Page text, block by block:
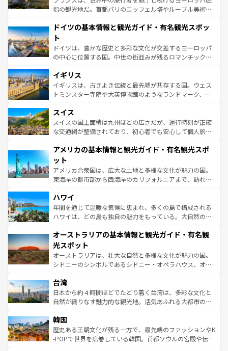
アートに溢れた街角から、地方では古代ローマ遺跡や中世
せる。地方によって風土や気候が異なるスペインはその個
ンテンツ一覧 を参照してほしい。
指の観光地だ。首都パリのエッフェル塔やルーブル美術館
で、幅広い魅力が詰まっている。華麗な宮殿、歴史的な大
聖堂、美しいビーチ、そして豊かな自然が、訪れる者を心
から魅了する。また、フランスは美食の国としても知ら
れ、フランス料理はユネスコ無形文化遺産にも登録されて
香り高いラベンダー畑など、多彩な楽しみ方が可能だ。さ
らに、パリ以外の地域にも魅力が溢れており、どの街角に
も豊かな歴史と文化が息づいている。パリ以外の個性あふ
を参照してほしい。
ドイツの基本情報と観光ガイド・有名観光スポッ
ト
ドイツは、豊かな歴史と多彩な文化が交差するヨーロッパ
の中心に位置する国。中世の街並みが残るロマンチック街
顔を持つこの国は、どこを歩いても飽きることがない。ベ
ルリンの文化的活気、バイエルン州のアルプスの絶景、そ
してライン川沿いのワイン畑といった風景は必見。ビール
は、お酒好きな人にはぜひ体験してほしい。 なお、新着の
ドイツ情報はコンテンツ一覧を参照してほしい。
イギリス
イギリスは、古きよき伝統と最先端が共存する国。ウェス
トミンスター寺院や大英博物館のようなランドマーク、歴
リアごとに異なる魅力がある。また、優雅なアフタヌーン
ティー、ビール好きにはたまらない英国パブ、サッカー観
戦など、本場だからこそできる体験も豊富。イギリスを旅
ンツ一覧を参照してほしい。
スイス
スイスの国土面積は九州ほどの広さだが、運行時刻が正確
な交通網が整備されており、初心者でも安心して個人旅行
の建物がそのまま残る町や、スイスならではのユニークな
博物館もあり、アルプス観光だけでなく町歩きも満喫する
ことができる。国民の所得が高いため物価も高いが、旅行
者向けの交通パス提供のサービスもあり、うまく活用すれ
着のスイス情報は
アメリカの基本情報と観光ガイド・有名観光スポ
ット
アメリカ合衆国は、広大な土地と多様な文化が魅力の国。
東海岸の都市部から西海岸のカリフォルニアまで、訪れる
のような巨大都市は、観光、ショッピング、エンターテイ
ンメントが詰まった刺激的なスポットだ。一方、アメリカ
西部には大自然が広がり、グランドキャニオンやイエロー
部のニューオーリンズでは、音楽と美食が融合した独特の
文化が魅力。旅行者はアメリカの各地域で異なる魅力を楽
しみながら、その多様性と豊かな歴史を感じることができ
るだろう。車でのロードトリップや列車の旅も、アメリカ
情報は
ハワイ
年間を通じて温暖な気候に恵まれ、多くの島で構成される
ハワイは、どの島も独自の魅力をもっている。大自然の神
ワイ島は見逃せない。また、定番の観光地といえばオアフ
島だが、静かな自然を求めるならマウイ島やカウアイ島が
おすすめ。エメラルドグリーンに輝く海をはじめ、豊かな
文化や歴史が息づいている。「アロハスピリット」と呼ば
人々、おいしいローカルフードやハワイアンミュージッ
ク、伝統的なフラダンスなど、すべてがハワイの魅力を彩
っている。訪れるたびに新しい発見と感動が待っているハ
はコンテンツ一覧
オーストラリアの基本情報と観光ガイド・有名観
光スポット
オーストラリアは、壮大な自然と多様な文化が魅力の国。
シドニーのシンボルであるシドニー・オペラハウス、オー
リアリーフや大陸中央部にそびえるウルル（エアーズロッ
ク）、タスマニアの美しい原生林やケアンズの熱帯雨林な
ど、見どころがたくさん。また、カフェやワイン、オージ
いる。アクティビティも充実しており、サーフィンやダイ
ビング、ハイキングなど、アウトドア好きにはたまらな
い。オーストラリアの多彩な魅力を存分に味わいつくそ
台湾
日本から約４時間ほどでたどり着く台湾は、多彩な文化と
自然が織りなす魅力的な観光地。活気あふれる大都市の台
ン）、静ひつな山岳地帯である台湾東部など、都市の喧騒
と山間の静けさが共存しており、訪れる人に新しい発見と
驚きをもたらしてくれる。また、奥深い台湾の食文化も魅
韓国
歴史ある王朝文化が残る一方で、最先端のファッションやK
-POPで世界を席巻している韓国。首都ソウルの宮殿や伝統